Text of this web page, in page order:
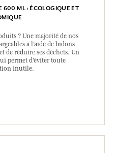
600 ML : ÉCOLOGIQUE ET
? Une majorité de nos
à l’aide de bidons
de réduire ses déchets. Un
permet d’éviter toute
inutile.